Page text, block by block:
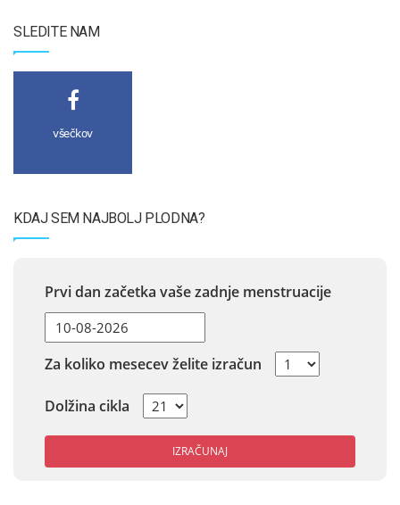
SLEDITE NAM
všečkov
KDAJ SEM NAJBOLJ PLODNA?
Prvi dan začetka vaše zadnje menstruacije
Za koliko mesecev želite izračun
Dolžina cikla
IZRAČUNAJ